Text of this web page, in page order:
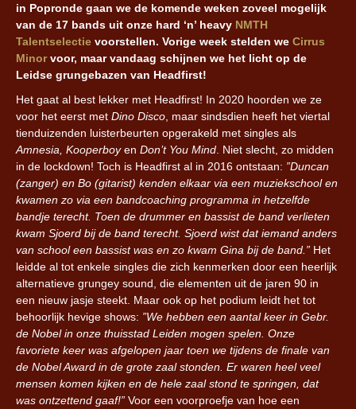
in Popronde gaan we de komende weken zoveel mogelijk
van de 17 bands uit onze hard ‘n’ heavy NMTH
Talentselectie voorstellen. Vorige week stelden we Cirrus
Minorvoor, maar vandaag schijnen we het licht op de
Leidse grungebazen van Headfirst!
Het gaat al best lekker met Headfirst! In 2020 hoorden we ze
voor het eerst met Dino Disco , maar sindsdien heeft het viertal
tienduizenden luisterbeurten opgerakeld met singles als
Amnesia, Kooperboyen Don’t You Mind . Niet slecht, zo midden
in de lockdown! Toch is Headfirst al in 2016 ontstaan: ”Duncan
(zanger) en Bo (gitarist) kenden elkaar via een muziekschool en
kwamen zo via een bandcoaching programma in hetzelfde
bandje terecht. Toen de drummer en bassist de band verlieten
kwam Sjoerd bij de band terecht. Sjoerd wist dat iemand anders
van school een bassist was en zo kwam Gina bij de band.” Het
leidde al tot enkele singles die zich kenmerken door een heerlijk
alternatieve grungey sound, die elementen uit de jaren 90 in
een nieuw jasje steekt. Maar ook op het podium leidt het tot
behoorlijk hevige shows: ”We hebben een aantal keer in Gebr.
de Nobel in onze thuisstad Leiden mogen spelen. Onze
favoriete keer was afgelopen jaar toen we tijdens de finale van
de Nobel Award in de grote zaal stonden. Er waren heel veel
mensen komen kijken en de hele zaal stond te springen, dat
was ontzettend gaaf!” Voor een voorproefje van hoe een